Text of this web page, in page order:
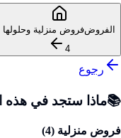
الفروضفروض منزلية وحلولها
4
رجوع
📚ماذا ستجد في هذه
فروض منزلية (4
)